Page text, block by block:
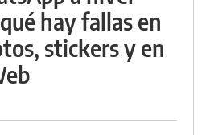
hay fallas en
stickers y en